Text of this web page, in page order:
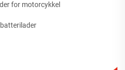
for motorcykkel